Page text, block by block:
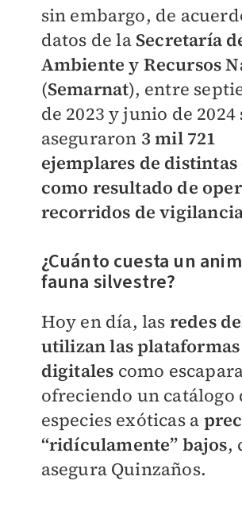
sin embargo, de
datos de la Secretaría
Ambiente y Recursos
(Semarnat), entre
de 2023 y junio de 2024
aseguraron 3 mil 721
ejemplares de distintas
como resultado de
recorridos de
¿Cuánto cuesta un
fauna silvestre?
Hoy en día, las redes
utilizan las plataformas
digitales como
ofreciendo un catálogo
especies exóticas a
“ridículamente” bajos,
asegura Quinzaños.